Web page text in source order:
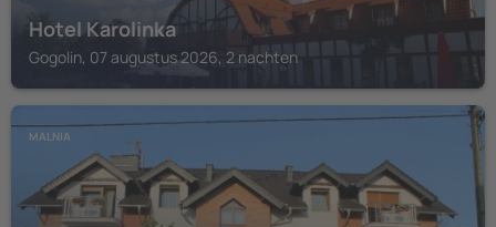
Hotel Karolinka
Gogolin, 07 augustus 2026, 2 nachten
MALNIA